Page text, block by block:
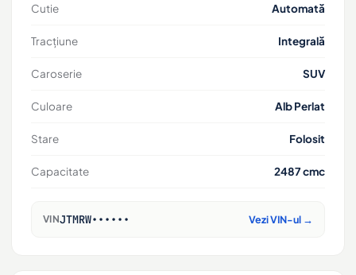
Cutie Automată
Tracțiune Integrală
Caroserie SUV
Culoare Alb Perlat
Stare Folosit
Capacitate 2487 cmc
VINJTMRW•••••• Vezi VIN-ul →